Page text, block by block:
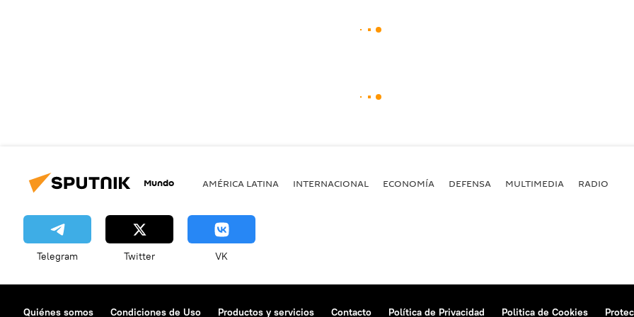
Mundo AMÉRICA LATINA INTERNACIONAL ECONOMÍA DEFENSA MULTIMEDIA RADIO
Telegram Twitter VK
Quiénes somos Condiciones de Uso Productos y servicios Contacto Política de Privacidad Politica de Cookies